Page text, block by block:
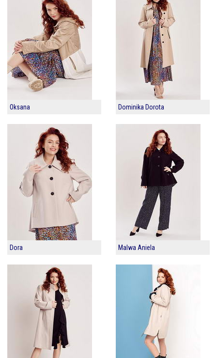
Oksana Dominika Dorota
Dora Malwa Aniela